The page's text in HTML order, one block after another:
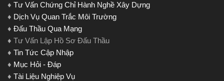
♦ Tư Vấn Chứng Chỉ Hành Nghề Xây Dựng
♦ Dịch Vụ Quan Trắc Môi Trường
♦ Đấu Thầu Qua Mạng
♦ Tư Vấn Lập Hồ Sơ Đấu Thầu
♦ Tin Tức Cập Nhập
♦ Mục Hỏi - Đáp
♦ Tài Liệu Nghiệp Vụ